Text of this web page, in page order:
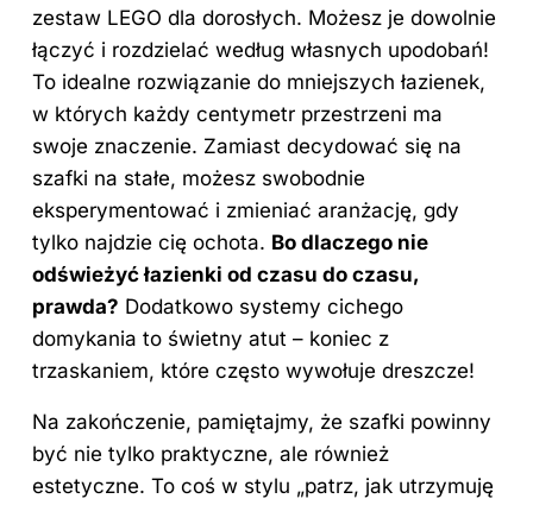
zestaw LEGO dla dorosłych. Możesz je dowolnie
łączyć i rozdzielać według własnych upodobań!
To idealne rozwiązanie do mniejszych łazienek,
w których każdy centymetr przestrzeni ma
swoje znaczenie. Zamiast decydować się na
szafki na stałe, możesz swobodnie
eksperymentować i zmieniać aranżację, gdy
tylko najdzie cię ochota. Bo dlaczego nie
odświeżyć łazienki od czasu do czasu,
prawda? Dodatkowo systemy cichego
domykania to świetny atut – koniec z
trzaskaniem, które często wywołuje dreszcze!
Na zakończenie, pamiętajmy, że szafki powinny
być nie tylko praktyczne, ale również
estetyczne. To coś w stylu „patrz, jak utrzymuję